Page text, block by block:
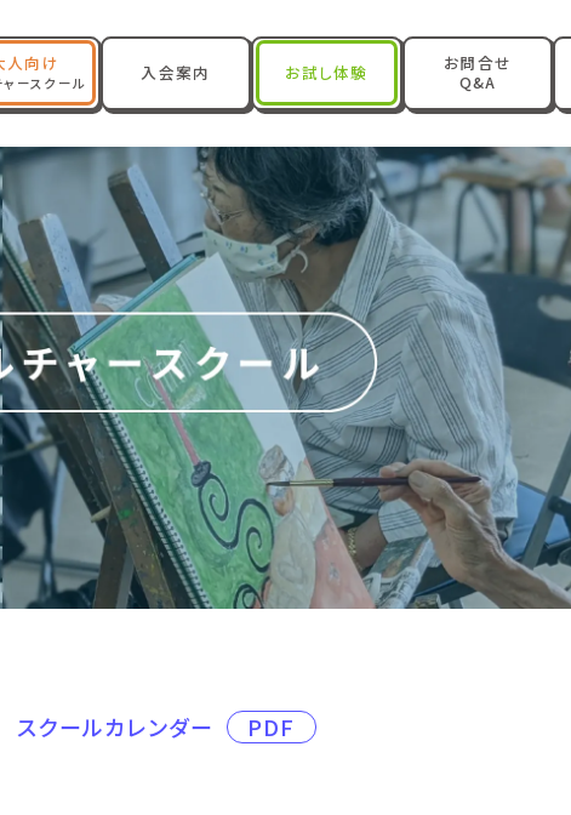
人向け
ャースクール 入会案内 お試し体験
お問合せ
Q&A
スクールカレンダー PDF